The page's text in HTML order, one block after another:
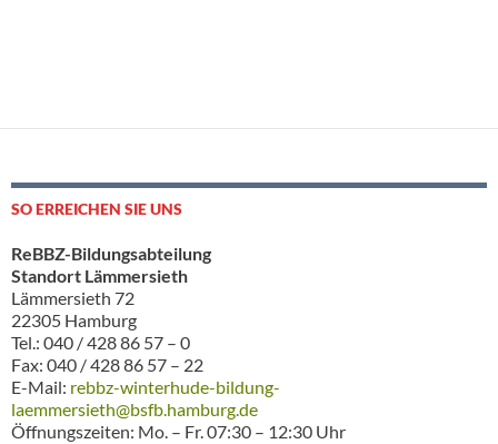
SO ERREICHEN SIE UNS
ReBBZ-Bildungsabteilung
Standort Lämmersieth
Lämmersieth 72
22305 Hamburg
Tel.: 040 / 428 86 57 – 0
Fax: 040 / 428 86 57 – 22
E-Mail: rebbz-winterhude-bildung-
laemmersieth@bsfb.hamburg.de
Öffnungszeiten: Mo. – Fr. 07:30 – 12:30 Uhr